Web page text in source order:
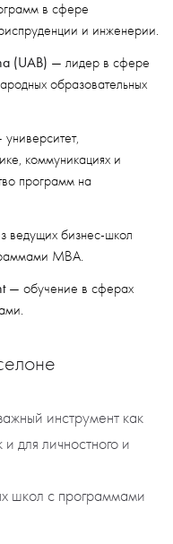
в сфере
и инженерии.
(UAB) — лидер в сфере
образовательных
университет,
коммуникациях и
программ на
ведущих бизнес-школ
MBA.
— обучение в сферах
инструмент как
для личностного и
школ с программами